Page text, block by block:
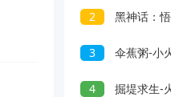
2 黑神话：
3 伞蕉粥-小
4 掘堤求生-